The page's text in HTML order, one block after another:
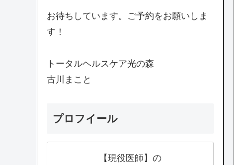
お待ちしています。ご予約をお願いしま
す！
トータルヘルスケア光の森
古川まこと
プロフイール
【現役医師】の